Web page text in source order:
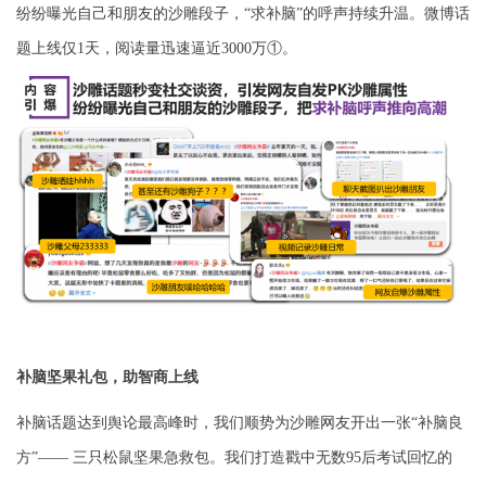
纷纷曝光自己和朋友的沙雕段子，“求补脑”的呼声持续升温。微博话
题上线仅 1天，阅读量迅速逼近3000万①。
补脑坚果礼包，助智商上线
补脑话题达到舆论最高峰时，我们顺势为沙雕网友开出一张“补脑良
方”—— 三只松鼠坚果急救包。我们打造戳中无数95后考试回忆的